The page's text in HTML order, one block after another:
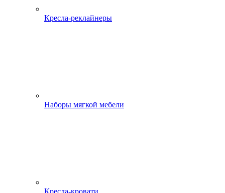
Кресла-реклайнеры
Наборы мягкой мебели
Кресла-кровати